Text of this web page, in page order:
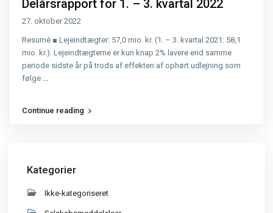
Delårsrapport for 1. – 3. kvartal 2022
27. oktober 2022
Resumé ■ Lejeindtægter: 57,0 mio. kr. (1. – 3. kvartal 2021: 58,1
mio. kr.). Lejeindtægterne er kun knap 2% lavere end samme
periode sidste år på trods af effekten af ophørt udlejning som
følge
Continue reading
Kategorier
Ikke-kategoriseret